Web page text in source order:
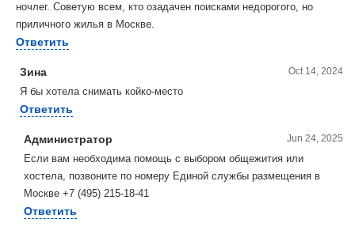
ночлег. Советую всем, кто озадачен поисками недорогого, но
приличного жилья в Москве.
Ответить
Зина Oct 14, 2024
Я бы хотела снимать койко-место
Ответить
Администратор Jun 24, 2025
Если вам необходима помощь с выбором общежития или
хостела, позвоните по номеру Единой службы размещения в
Москве +7 (495) 215-18-41
Ответить